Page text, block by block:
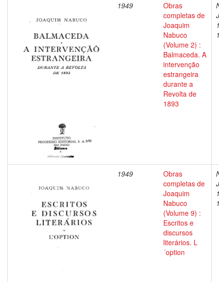
1949
Obras
completas de
Joaquim
Nabuco
(Volume 2) :
Balmaceda. A
intervenção
estrangeira
durante a
Revolta de
1893
1949
Obras
completas de
Joaquim
Nabuco
(Volume 9) :
Escritos e
discursos
literários. L
´option